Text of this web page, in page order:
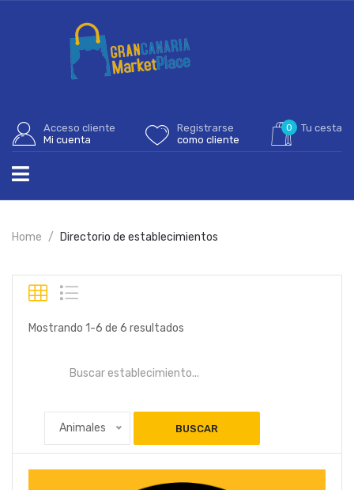
Acceso cliente
Mi cuenta
Registrarse
como cliente
0 Tu cesta
Home Directorio de establecimientos
Mostrando 1-6 de 6 resultados
Animales